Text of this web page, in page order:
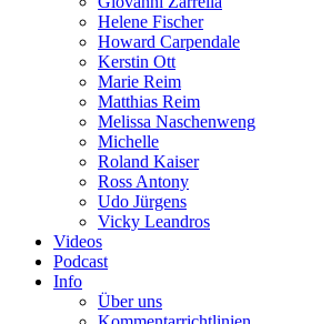
Helene Fischer
Howard Carpendale
Kerstin Ott
Marie Reim
Matthias Reim
Melissa Naschenweng
Michelle
Roland Kaiser
Ross Antony
Udo Jürgens
Vicky Leandros
Videos
Podcast
Info
Über uns